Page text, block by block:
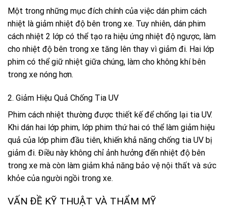
Một trong những mục đích chính của việc dán phim cách
nhiệt là giảm nhiệt độ bên trong xe. Tuy nhiên, dán phim
cách nhiệt 2 lớp có thể tạo ra hiệu ứng nhiệt độ ngược, làm
cho nhiệt độ bên trong xe tăng lên thay vì giảm đi. Hai lớp
phim có thể giữ nhiệt giữa chúng, làm cho không khí bên
trong xe nóng hơn.
2. Giảm Hiệu Quả Chống Tia UV
Phim cách nhiệt thường được thiết kế để chống lại tia UV.
Khi dán hai lớp phim, lớp phim thứ hai có thể làm giảm hiệu
quả của lớp phim đầu tiên, khiến khả năng chống tia UV bị
giảm đi. Điều này không chỉ ảnh hưởng đến nhiệt độ bên
trong xe mà còn làm giảm khả năng bảo vệ nội thất và sức
khỏe của người ngồi trong xe.
VẤN ĐỀ KỸ THUẬT VÀ THẨM MỸ